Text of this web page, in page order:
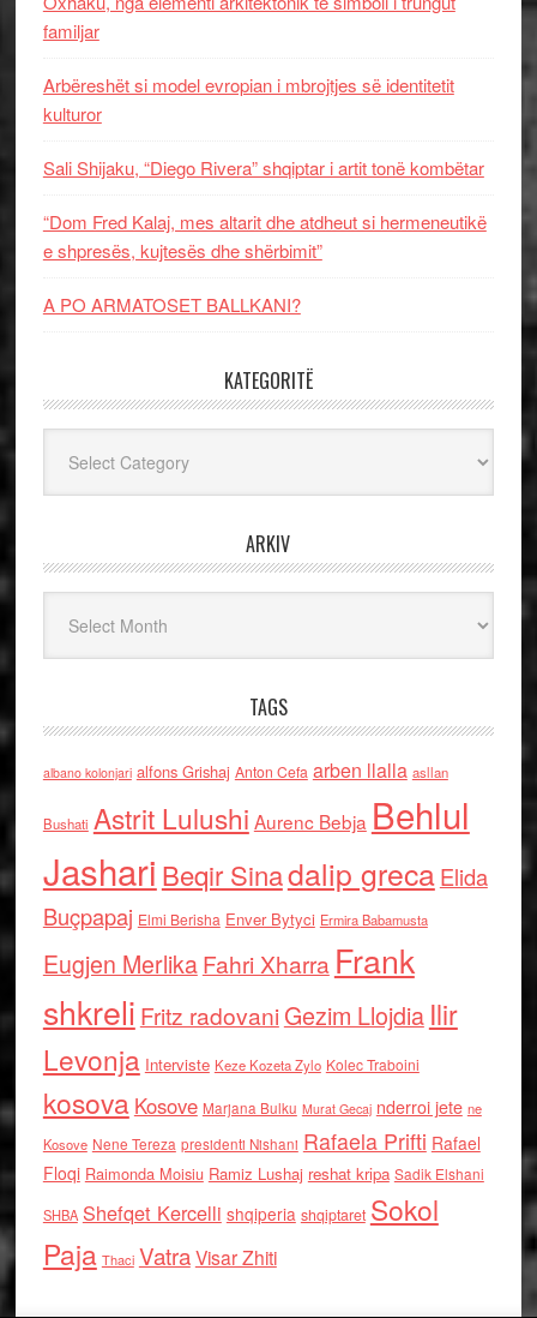
familjar
Arbëreshët si model evropian i mbrojtjes së identitetit
kulturor
Sali Shijaku, “Diego Rivera” shqiptar i artit tonë kombëtar
“Dom Fred Kalaj, mes altarit dhe atdheut si hermeneutikë
e shpresës, kujtesës dhe shërbimit”
A PO ARMATOSET BALLKANI?
KATEGORITË
ARKIV
TAGS
albano kolonjari alfons Grishaj Anton Cefa arben llalla asllan
Bushati Astrit Lulushi Aurenc Bebja Behlul
Jashari Beqir Sinadalip grecaElida
Buçpapaj Elmi Berisha Enver Bytyci Ermira Babamusta
Eugjen MerlikaFahri Xharra Frank
shkreli Fritz radovaniGezim Llojdia Ilir
Levonja Interviste Keze Kozeta Zylo Kolec Traboini
kosova Kosove Marjana Bulku Murat Gecaj nderroi jete ne
Kosove Nene Tereza presidenti Nishani Rafaela Prifti Rafael
Floqi Raimonda Moisiu Ramiz Lushaj reshat kripa Sadik Elshani
SHBA Shefqet Kercelli shqiperia shqiptaret Sokol
Paja Thaci VatraVisar Zhiti